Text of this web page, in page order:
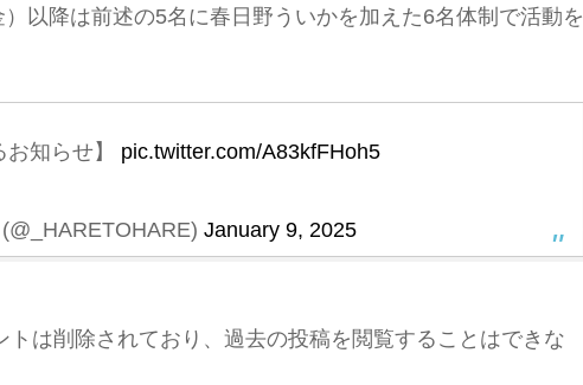
以降は前述の5名に春日野ういかを加えた6名体制で活動を
お知らせ】 pic.twitter.com/A83kfFHoh5
January 9, 2025
は削除されており、過去の投稿を閲覧することはできな